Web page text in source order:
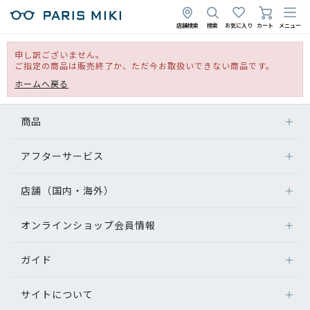
店舗検索 検索 お気に入り カート メニュー
申し訳ございません。
ご指定の商品は販売終了か、ただ今お取扱いできない商品です。
ホームへ戻る
商品
アフターサービス
店舗（国内・海外）
オンラインショップ会員情報
ガイド
サイトについて